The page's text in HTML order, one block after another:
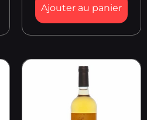
Ajouter au panier